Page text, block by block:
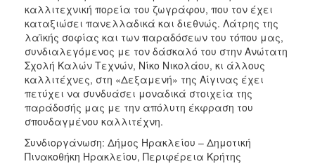
καλλιτεχνική πορεία του ζωγράφου, που τον έχει
καταξιώσει πανελλαδικά και διεθνώς. Λάτρης της
λαϊκής σοφίας και των παραδόσεων του τόπου μας,
συνδιαλεγόμενος με τον δάσκαλό του στην Ανώτατη
Σχολή Καλών Τεχνών, Νίκο Νικολάου, κι άλλους
καλλιτέχνες, στη «Δεξαμενή» της Αίγινας έχει
πετύχει να συνδυάσει μοναδικά στοιχεία της
παράδοσής μας με την απόλυτη έκφραση του
σπουδαγμένου καλλιτέχνη.
Συνδιοργάνωση: Δήμος Ηρακλείου – Δημοτική
Πινακοθήκη Ηρακλείου, Περιφέρεια Κρήτης